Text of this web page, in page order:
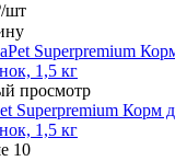
/шт
просмотр
Superpremium Корм
1,5 кг
10